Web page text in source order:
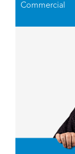
Commercial